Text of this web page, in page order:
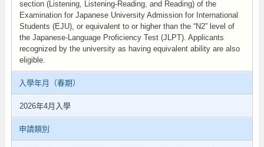
section (Listening, Listening-Reading, and Reading) of the
Examination for Japanese University Admission for International
Students (EJU), or equivalent to or higher than the “N2” level of
the Japanese-Language Proficiency Test (JLPT). Applicants
recognized by the university as having equivalent ability are also
eligible.
入學年月（春期）
2026年4月入學
申請類別